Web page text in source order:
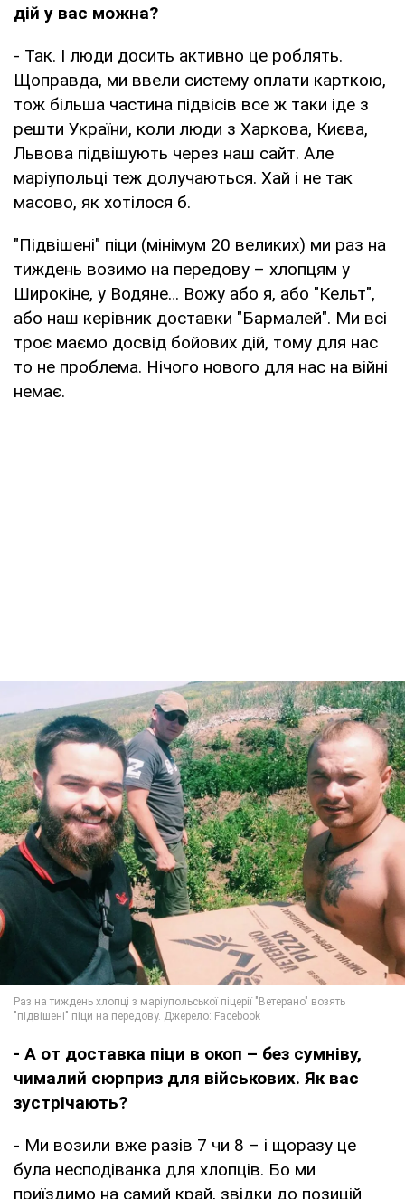
дій у вас можна?
- Так. І люди досить активно це роблять.
Щоправда, ми ввели систему оплати карткою,
тож більша частина підвісів все ж таки іде з
решти України, коли люди з Харкова, Києва,
Львова підвішують через наш сайт. Але
маріупольці теж долучаються. Хай і не так
масово, як хотілося б.
"Підвішені" піци (мінімум 20 великих) ми раз на
тиждень возимо на передову – хлопцям у
Широкіне, у Водяне… Вожу або я, або "Кельт",
або наш керівник доставки "Бармалей". Ми всі
троє маємо досвід бойових дій, тому для нас
то не проблема. Нічого нового для нас на війні
немає.
- А от доставка піци в окоп – без сумніву,
чималий сюрприз для військових. Як вас
зустрічають?
- Ми возили вже разів 7 чи 8 – і щоразу це
була несподіванка для хлопців. Бо ми
приїздимо на самий край, звідки до позицій